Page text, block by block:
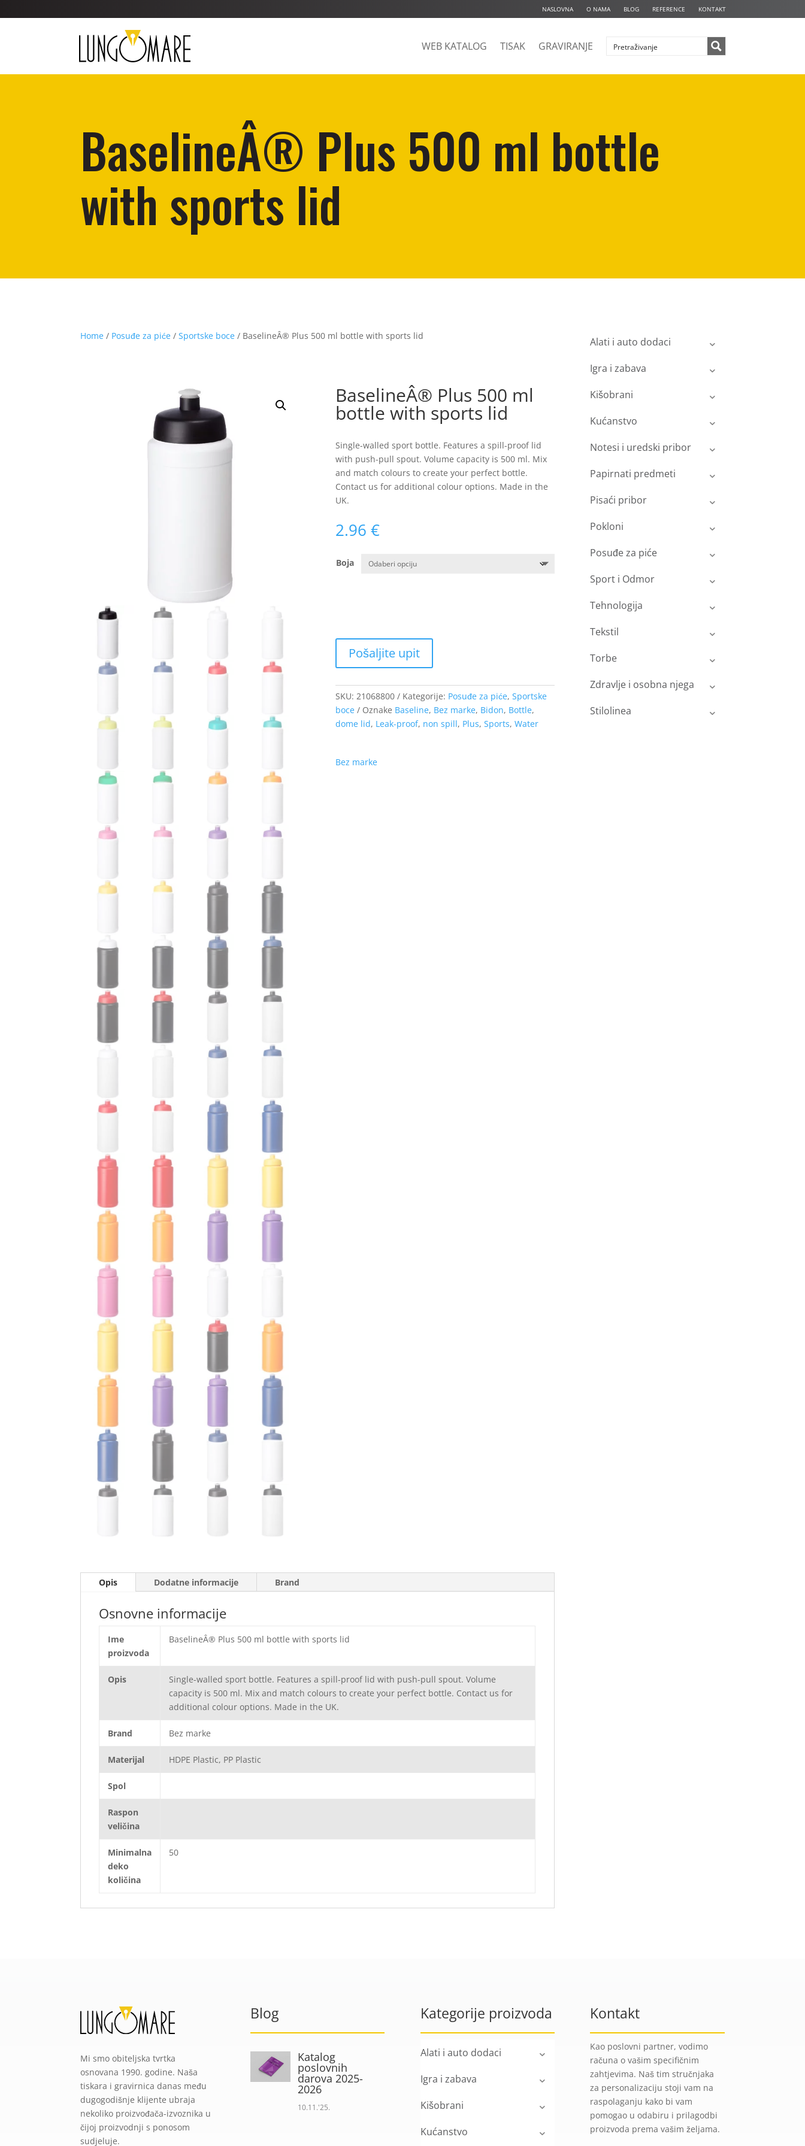
NASLOVNA O NAMA BLOG REFERENCE KONTAKT
WEB KATALOG TISAK GRAVIRANJE
BaselineÂ® Plus 500 ml bottle
with sports lid
Home / Posuđe za piće /Sportske boce / BaselineÂ® Plus 500 ml bottle with sports lid
BaselineÂ® Plus 500 ml
bottle with sports lid
Single-walled sport bottle. Features a spill-proof lid
with push-pull spout. Volume capacity is 500 ml. Mix
and match colours to create your perfect bottle.
Contact us for additional colour options. Made in the
UK.
2.96 €
Boja
SKU: 21068800 Kategorije: Posuđe za piće, Sportske
boce
Oznake Baseline, Bez marke, Bidon, Bottle,
dome lid, Leak-proof, non spill, Plus, Sports, Water
Bez marke
Opis Dodatne informacije Brand
Osnovne informacije
Ime
proizvoda
BaselineÂ® Plus 500 ml bottle with sports lid
Opis
Single-walled sport bottle. Features a spill-proof lid with push-pull spout. Volume
capacity is 500 ml. Mix and match colours to create your perfect bottle. Contact us for
additional colour options. Made in the UK.
Brand Bez marke
Materijal HDPE Plastic, PP Plastic
Spol
Raspon
veličina
Minimalna
deko
količina
50
Alati i auto dodaci
Igra i zabava
Kišobrani
Kućanstvo
Notesi i uredski pribor
Papirnati predmeti
Pisaći pribor
Pokloni
Posuđe za piće
Sport i Odmor
Tehnologija
Tekstil
Torbe
Zdravlje i osobna njega
Stilolinea
Mi smo obiteljska tvrtka
osnovana 1990. godine. Naša
tiskara i gravirnica danas među
dugogodišnje klijente ubraja
nekoliko proizvođača-izvoznika u
čijoj proizvodnji s ponosom
sudjeluje.
Blog
Katalog
poslovnih
darova 2025-
2026
10.11.'25.
Kategorije proizvoda
Alati i auto dodaci
Igra i zabava
Kišobrani
Kućanstvo
Kontakt
Kao poslovni partner, vodimo
računa o vašim specifičnim
zahtjevima. Naš tim stručnjaka
za personalizaciju stoji vam na
raspolaganju kako bi vam
pomogao u odabiru i prilagodbi
proizvoda prema vašim željama.